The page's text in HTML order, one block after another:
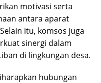
motivasi serta
antara aparat
itu, komsos juga
sinergi dalam
di lingkungan desa.
hubungan